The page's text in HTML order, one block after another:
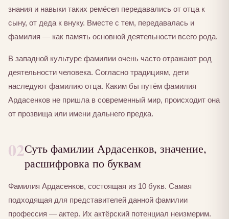
знания и навыки таких ремёсел передавались от отца к
сыну, от деда к внуку. Вместе с тем, передавалась и
фамилия — как память основной деятельности всего рода.
В западной культуре фамилии очень часто отражают род
деятельности человека. Согласно традициям, дети
наследуют фамилию отца. Каким бы путём фамилия
Ардасенков не пришла в современный мир, происходит она
от прозвища или имени дальнего предка.
02Суть фамилии Ардасенков, значение,
расшифровка по буквам
Фамилия Ардасенков, состоящая из 10 букв. Самая
подходящая для представителей данной фамилии
профессия — актер. Их актёрский потенциал неизмерим.